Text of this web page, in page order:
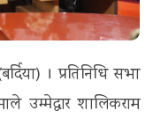
। प्रतिनिधि सभा
उम्मेद्वार शालिकराम